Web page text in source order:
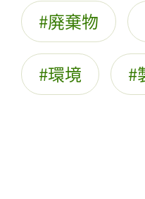
廃棄物
環境